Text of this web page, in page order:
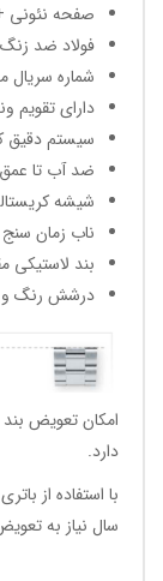
صفحه نئونی
فولاد ضد
شماره
دارای
سیستم دقیق
ضد آب تا عمق 200 متر (20 بار).
شیشه کریستالی
ناب زمان
بند لاستیکی
درشش رنگ و 24 مدل مختلف (با بند لاستیکی یا استیل).
امکان تعویض
دارد.
سال نیاز به